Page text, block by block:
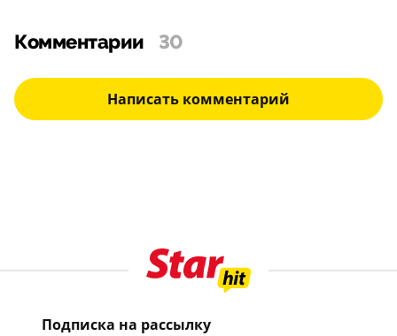
Комментарии 30
Написать комментарий
Подписка на рассылку